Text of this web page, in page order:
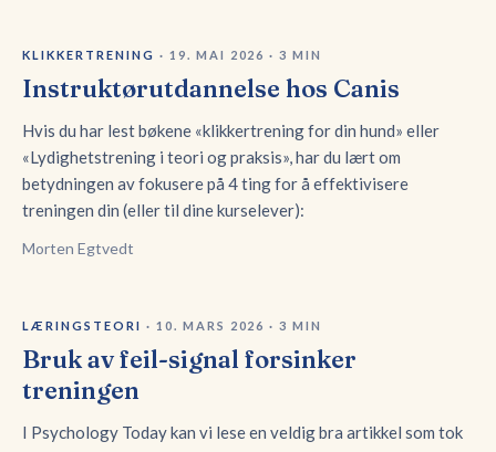
KLIKKERTRENING · 19. MAI 2026 ·3 MIN
Instruktørutdannelse hos Canis
Hvis du har lest bøkene «klikkertrening for din hund» eller
«Lydighetstrening i teori og praksis», har du lært om
betydningen av fokusere på 4 ting for å effektivisere
treningen din (eller til dine kurselever):
Morten Egtvedt
LÆRINGSTEORI · 10. MARS 2026 ·3 MIN
Bruk av feil-signal forsinker
treningen
I Psychology Today kan vi lese en veldig bra artikkel som tok